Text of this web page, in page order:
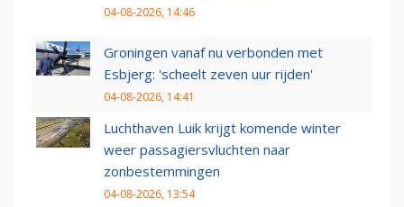
04-08-2026, 14:46
Groningen vanaf nu verbonden met
Esbjerg: 'scheelt zeven uur rijden'
04-08-2026, 14:41
Luchthaven Luik krijgt komende winter
weer passagiersvluchten naar
zonbestemmingen
04-08-2026, 13:54